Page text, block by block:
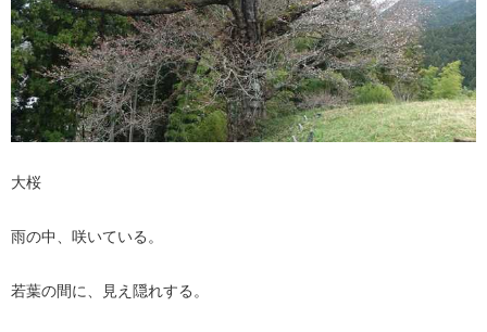
大桜
雨の中、咲いている。
若葉の間に、見え隠れする。